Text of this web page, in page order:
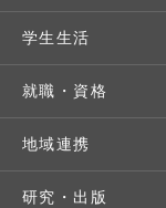
教育理念・方針・
キャンパス・施設
交通アクセス
基本情報・情報公開
オープンキャンパス
Webオープンキャ
個別相談（来学・
特待生（入学者向
学部・学科
地域実践
留学プログラム
語学プログラム
学生生活
キャンパスライフ
年間スケジュール
クラブ・サークル
就職・資格
就職・進路サポート
資格取得
地域連携
地域との連携
研究・出版